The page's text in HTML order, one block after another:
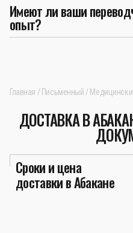
Имеют ли ваши
опыт?
Главная Письменный
ДОСТАВКА В
Сроки и цена
доставки в Абакане